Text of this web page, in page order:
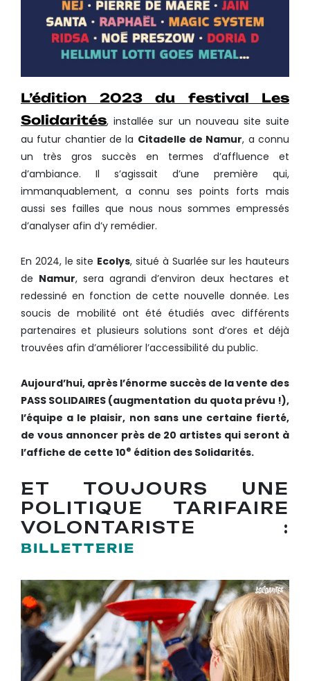
L’édition 2023 du festival Les
Solidarités, installée sur un nouveau site suite
au futur chantier de la Citadelle de Namur, a connu
un très gros succès en termes d’affluence et
d’ambiance. Il s’agissait d’une première qui,
immanquablement, a connu ses points forts mais
aussi ses failles que nous nous sommes empressés
d’analyser afin d’y remédier.
En 2024, le site Ecolys, situé à Suarlée sur les hauteurs
de Namur, sera agrandi d’environ deux hectares et
redessiné en fonction de cette nouvelle donnée. Les
soucis de mobilité ont été étudiés avec différents
partenaires et plusieurs solutions sont d’ores et déjà
trouvées afin d’améliorer l’accessibilité du public.
Aujourd’hui, après l’énorme succès de la vente des
PASS SOLIDAIRES (augmentation du quota prévu !),
l’équipe a le plaisir, non sans une certaine fierté,
de vous annoncer près de 20 artistes qui seront à
l’affiche de cette 10e édition des Solidarités.
ET TOUJOURS UNE
POLITIQUE TARIFAIRE
VOLONTARISTE :
BILLETTERIE